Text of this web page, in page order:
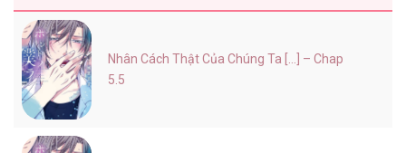
Nhân Cách Thật Của Chúng Ta [...] – Chap
5.5